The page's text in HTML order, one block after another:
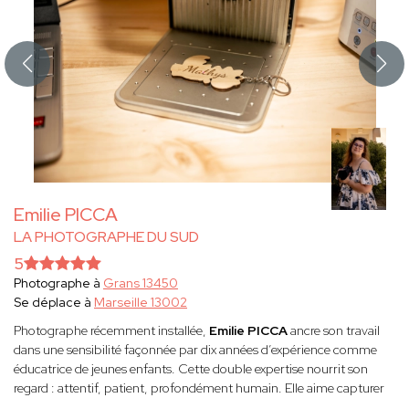
Emilie PICCA
LA PHOTOGRAPHE DU SUD
5
Photographe à Grans 13450
Se déplace à Marseille 13002
Photographe récemment installée, Emilie PICCAancre son travail
dans une sensibilité façonnée par dix années d’expérience comme
éducatrice de jeunes enfants. Cette double expertise nourrit son
regard : attentif, patient, profondément humain. Elle aime capturer